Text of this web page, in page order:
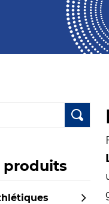
produits